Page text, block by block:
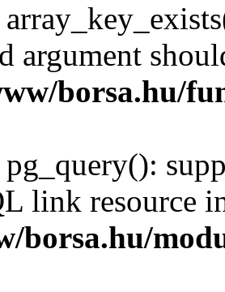
argument
borsa.hu/
pg_query():
link resource
borsa.hu/